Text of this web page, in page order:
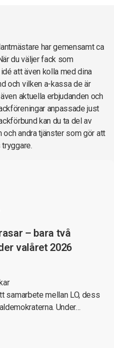
har gemensamt ca
du väljer fack som
att även kolla med dina
och vilken a-kassa de är
aktuella erbjudanden och
anpassade just
kan du ta del av
andra tjänster som gör att
– bara två
valåret 2026
samarbete mellan LO, dess
Under…